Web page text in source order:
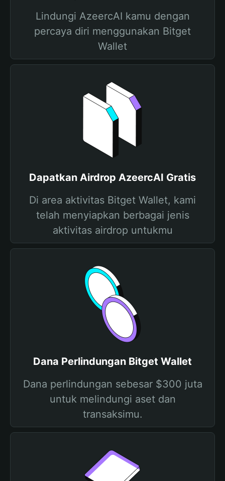
Lindungi AzeercAI kamu dengan
percaya diri menggunakan Bitget
Wallet
Dapatkan Airdrop AzeercAI Gratis
Di area aktivitas Bitget Wallet, kami
telah menyiapkan berbagai jenis
aktivitas airdrop untukmu
Dana Perlindungan Bitget Wallet
Dana perlindungan sebesar $300 juta
untuk melindungi aset dan
transaksimu.